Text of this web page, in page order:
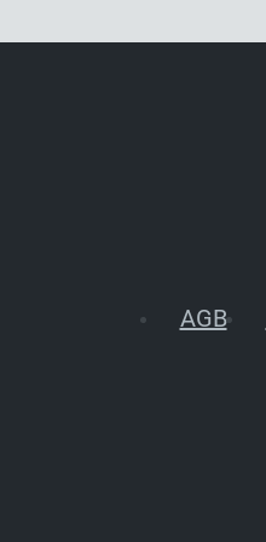
AGB